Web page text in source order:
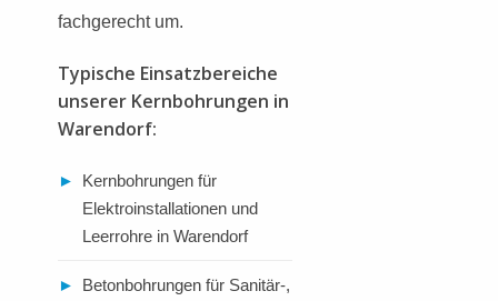
fachgerecht um.
Typische Einsatzbereiche
unserer Kernbohrungen in
Warendorf:
►
Kernbohrungen für
Elektroinstallationen und
Leerrohre in Warendorf
►
Betonbohrungen für Sanitär-,